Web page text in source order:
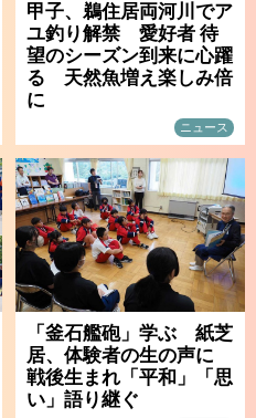
甲子、鵜住居両河川でア
ユ釣り解禁 愛好者 待
望のシーズン到来に心躍
る 天然魚増え楽しみ倍
に
ニュース
「釜石艦砲」学ぶ 紙芝
居、体験者の生の声に
戦後生まれ「平和」「思
い」語り継ぐ